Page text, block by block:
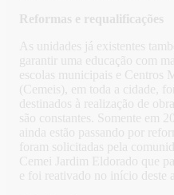
Reformas e requalificações
As unidades já existentes
garantir uma educação com
escolas municipais e Centros
(Cemeis), em toda a cidade,
destinados à realização de
são constantes. Somente em
ainda estão passando por
foram solicitadas pela
Cemei Jardim Eldorado que
e foi reativado no início deste